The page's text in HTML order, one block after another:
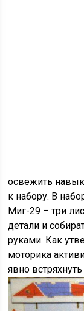
освежить
к набору. В
Миг-29 – три
детали и
руками. Как
моторика
явно